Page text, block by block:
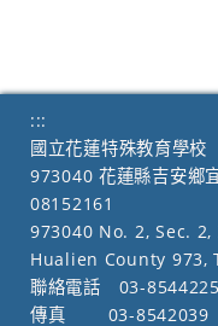
:::
國立花蓮特殊教育學校
973040 花蓮縣吉安鄉
08152161
973040 No. 2, Sec.
Hualien County 973,
聯絡電話
03-8544225
傳真
03-8542039